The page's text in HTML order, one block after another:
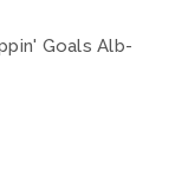
Goals Alb-